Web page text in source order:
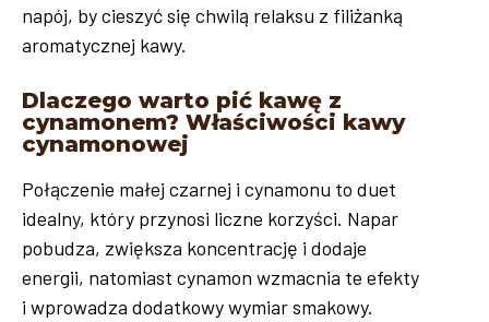
napój, by cieszyć się chwilą relaksu z filiżanką
aromatycznej kawy.
Dlaczego warto pić kawę z
cynamonem? Właściwości kawy
cynamonowej
Połączenie małej czarnej i cynamonu to duet
idealny, który przynosi liczne korzyści. Napar
pobudza, zwiększa koncentrację i dodaje
energii, natomiast cynamon wzmacnia te efekty
i wprowadza dodatkowy wymiar smakowy.